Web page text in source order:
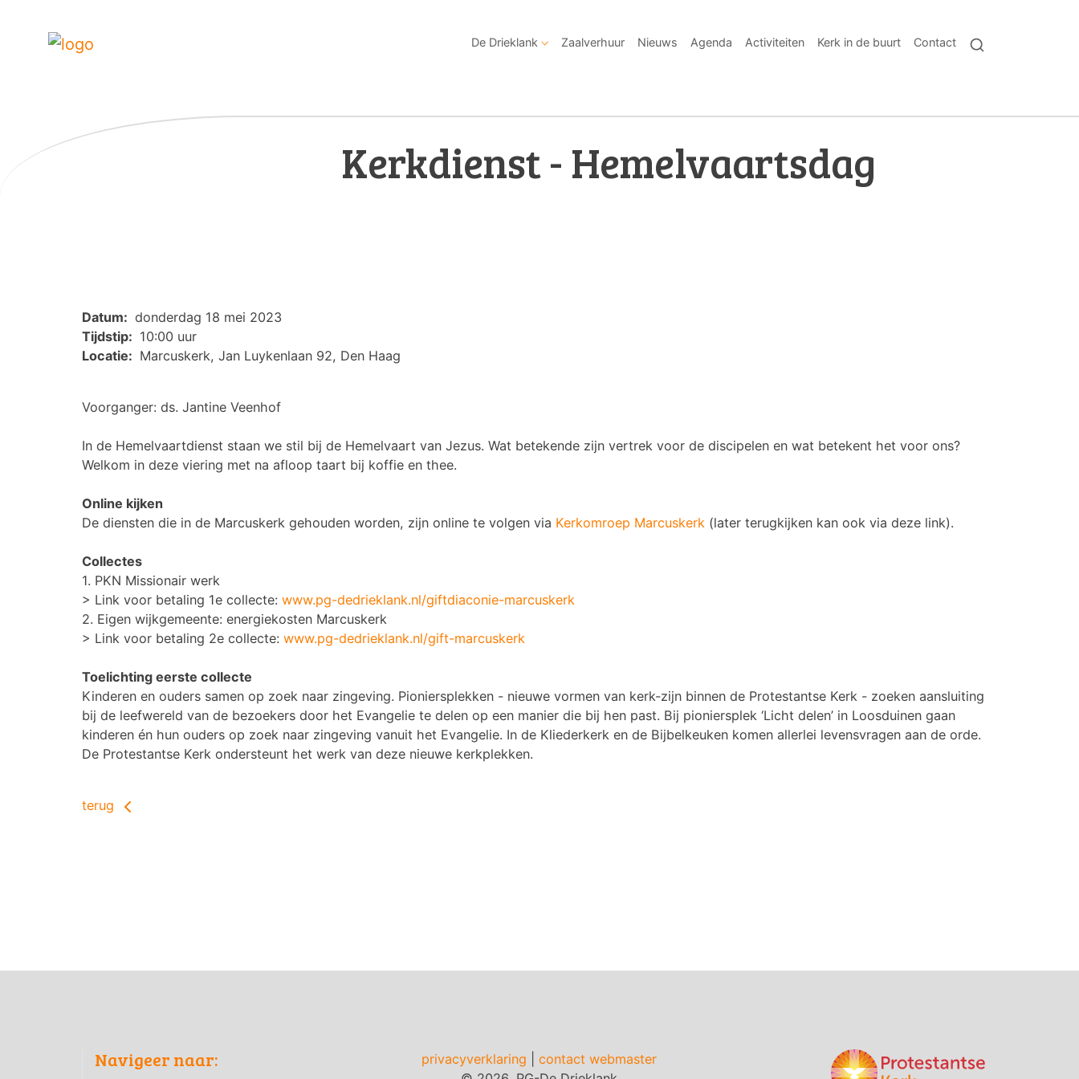
De Drieklank Zaalverhuur Nieuws Agenda Activiteiten Kerk in de buurt Contact
Kerkdienst - Hemelvaartsdag
Datum: donderdag 18 mei 2023
Tijdstip: 10:00 uur
Locatie: Marcuskerk, Jan Luykenlaan 92, Den Haag
Voorganger: ds. Jantine Veenhof
In de Hemelvaartdienst staan we stil bij de Hemelvaart van Jezus. Wat betekende zijn vertrek voor de discipelen en wat betekent het voor ons?
Welkom in deze viering met na afloop taart bij koffie en thee.
Online kijken
De diensten die in de Marcuskerk gehouden worden, zijn online te volgen via Kerkomroep Marcuskerk (later terugkijken kan ook via deze link).
Collectes
1. PKN Missionair werk
> Link voor betaling 1e collecte: www.pg-dedrieklank.nl/giftdiaconie-marcuskerk
2. Eigen wijkgemeente: energiekosten Marcuskerk
> Link voor betaling 2e collecte: www.pg-dedrieklank.nl/gift-marcuskerk
Toelichting eerste collecte
Kinderen en ouders samen op zoek naar zingeving. Pioniersplekken - nieuwe vormen van kerk-zijn binnen de Protestantse Kerk - zoeken aansluiting
bij de leefwereld van de bezoekers door het Evangelie te delen op een manier die bij hen past. Bij pioniersplek ‘Licht delen’ in Loosduinen gaan
kinderen én hun ouders op zoek naar zingeving vanuit het Evangelie. In de Kliederkerk en de Bijbelkeuken komen allerlei levensvragen aan de orde.
De Protestantse Kerk ondersteunt het werk van deze nieuwe kerkplekken.
terug
Navigeer naar: privacyverklaring |contact webmaster